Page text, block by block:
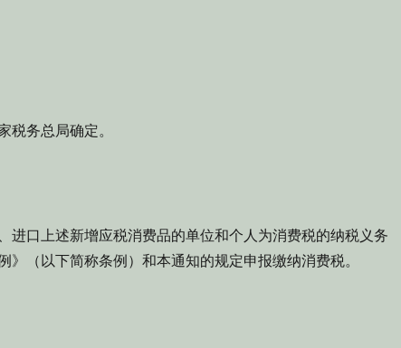
务总局确定。
口上述新增应税消费品的单位和个人为消费税的纳税义务
（以下简称条例）和本通知的规定申报缴纳消费税。